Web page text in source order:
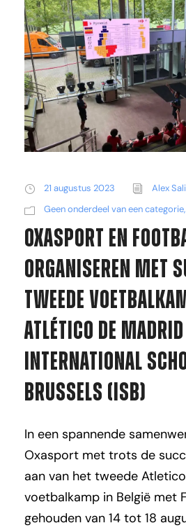
21 augustus 2023
Alex
Geen onderdeel van een categorie,
Oxasport en
organiseren met
tweede
Atlético de Madrid
International
Brussels (ISB)
In een spannende
Oxasport met trots de
aan van het tweede
voetbalkamp in België met
gehouden van 14 tot 18